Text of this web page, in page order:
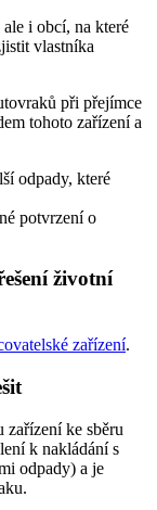
i obcí, na které
vlastníka
při přejímce
tohoto zařízení a
odpady, které
potvrzení o
životní
zařízení.
ke sběru
k nakládání s
odpady) a je